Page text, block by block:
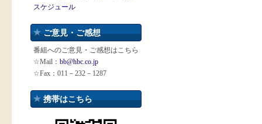
スケジュール
ご意見・ご感想
番組へのご意見・ご感想はこちら
☆Mail： bb@hbc.co.jp
☆Fax：011－232－1287
携帯はこちら